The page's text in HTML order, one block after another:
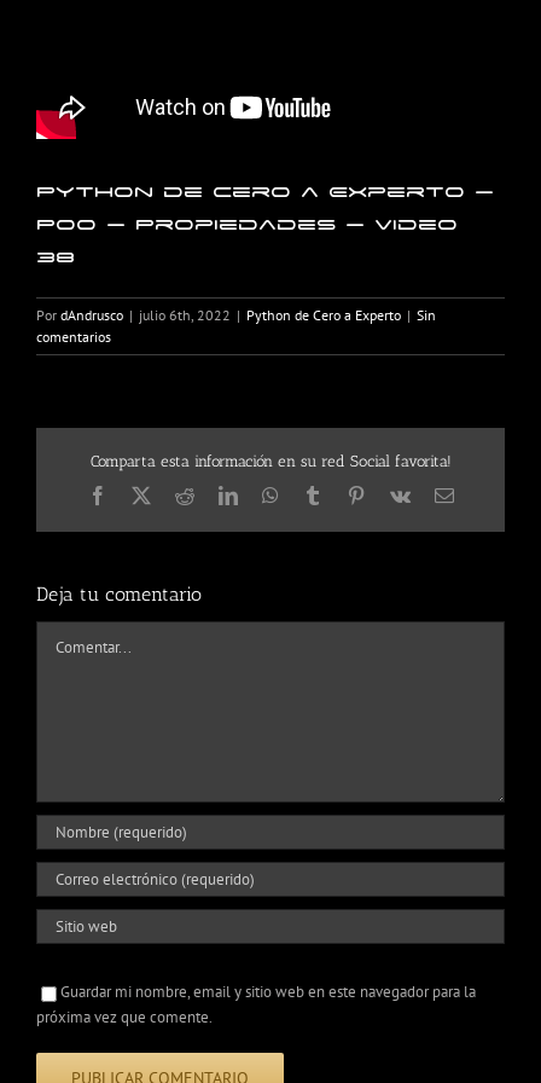
Python de Cero a Experto –
POO – Propiedades – Video
38
Por dAndrusco | julio 6th, 2022 | Python de Cero a Experto | Sin
comentarios
Comparta esta información en su red Social favorita!
Facebook
X RedditLinkedInWhatsApp
TumblrPinterest
Vk
Correo
Deja tu comentario
Guardar mi nombre, email y sitio web en este navegador para la
próxima vez que comente.